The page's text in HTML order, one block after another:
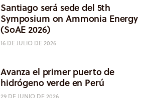
Santiago será sede del 5th
Symposium on Ammonia Energy
(SoAE 2026)
16 DE JULIO DE 2026
Avanza el primer puerto de
hidrógeno verde en Perú
29 DE JUNIO DE 2026